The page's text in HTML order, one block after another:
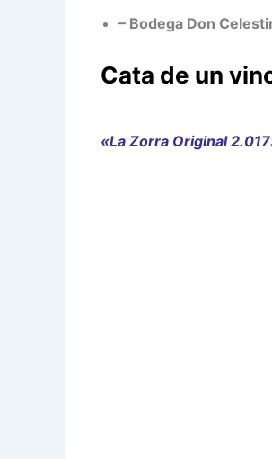
– Bodega Don
Cata de un
«La Zorra Original